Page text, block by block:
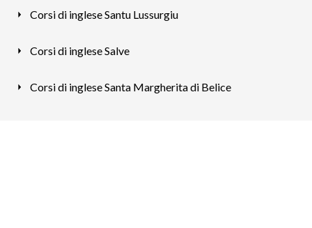
Corsi di inglese Santu Lussurgiu
Corsi di inglese Salve
Corsi di inglese Santa Margherita di Belice